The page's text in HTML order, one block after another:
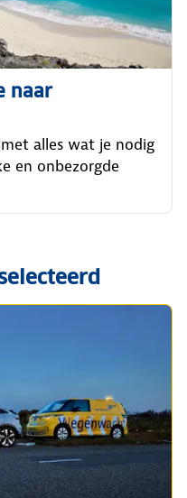
naar
alles wat je nodig
en onbezorgde